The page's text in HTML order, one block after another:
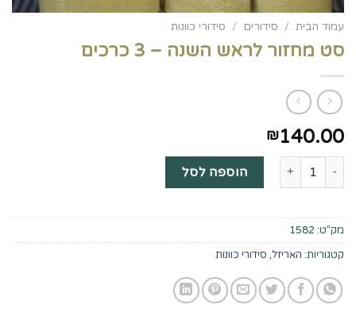
עמוד הבית / סידורים / סידורי כוונות
סט מחזור לראש השנה – 3 כרכים
₪140.00
כמות של סט מחזור לראש השנה - 3 כרכים
הוספה לסל
מק"ט: 1582
קטגוריות: האריזל, סידורי כוונות